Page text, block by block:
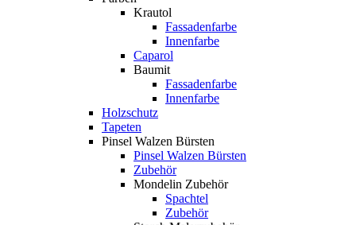
Krautol
Fassadenfarbe
Innenfarbe
Caparol
Baumit
Fassadenfarbe
Innenfarbe
Holzschutz
Tapeten
Pinsel Walzen Bürsten
Pinsel Walzen Bürsten
Zubehör
Mondelin Zubehör
Spachtel
Zubehör